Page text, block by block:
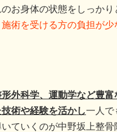
お身体の状態をしっかり
施術を受ける方の負担が少
外科学、運動学など豊富
術や経験を活かし一人で
ていくのが中野坂上整骨